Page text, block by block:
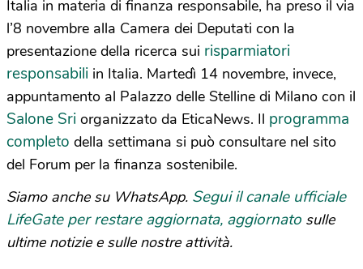
Italia in materia di finanza responsabile, ha preso il via
l’8 novembre alla Camera dei Deputati con la
presentazione della ricerca sui risparmiatori
responsabili in Italia. Martedì 14 novembre, invece,
appuntamento al Palazzo delle Stelline di Milano con il
Salone Sri organizzato da EticaNews. Il programma
completo della settimana si può consultare nel sito
del Forum per la finanza sostenibile.
Siamo anche su WhatsApp. Segui il canale ufficiale
LifeGate per restare aggiornata, aggiornato sulle
ultime notizie e sulle nostre attività.